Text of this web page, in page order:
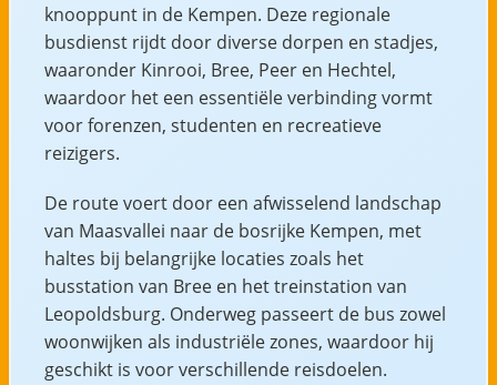
knooppunt in de Kempen. Deze regionale
busdienst rijdt door diverse dorpen en stadjes,
waaronder Kinrooi, Bree, Peer en Hechtel,
waardoor het een essentiële verbinding vormt
voor forenzen, studenten en recreatieve
reizigers.
De route voert door een afwisselend landschap
van Maasvallei naar de bosrijke Kempen, met
haltes bij belangrijke locaties zoals het
busstation van Bree en het treinstation van
Leopoldsburg. Onderweg passeert de bus zowel
woonwijken als industriële zones, waardoor hij
geschikt is voor verschillende reisdoelen.